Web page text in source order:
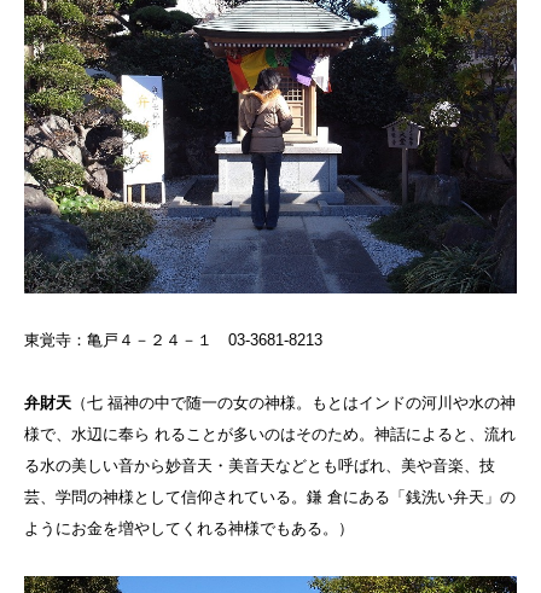
東覚寺：亀戸４－２４－１ 03-3681-8213
弁財天 （七 福神の中で随一の女の神様。もとはインドの河川や水の神
様で、水辺に奉ら れることが多いのはそのため。神話によると、流れ
る水の美しい音から妙音天・美音天などとも呼ばれ、美や音楽、技
芸、学問の神様として信仰されている。鎌 倉にある「銭洗い弁天」の
ようにお金を増やしてくれる神様でもある。
）